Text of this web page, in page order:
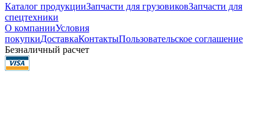
Каталог продукцииЗапчасти для грузовиковЗапчасти для
спецтехники
О компанииУсловия
покупкиДоставкаКонтактыПользовательское соглашение
Безналичный расчет